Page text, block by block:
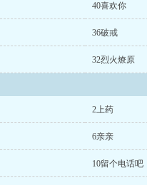
40喜欢你
36破戒
32烈火燎原
2上药
6亲亲
10留个电话吧